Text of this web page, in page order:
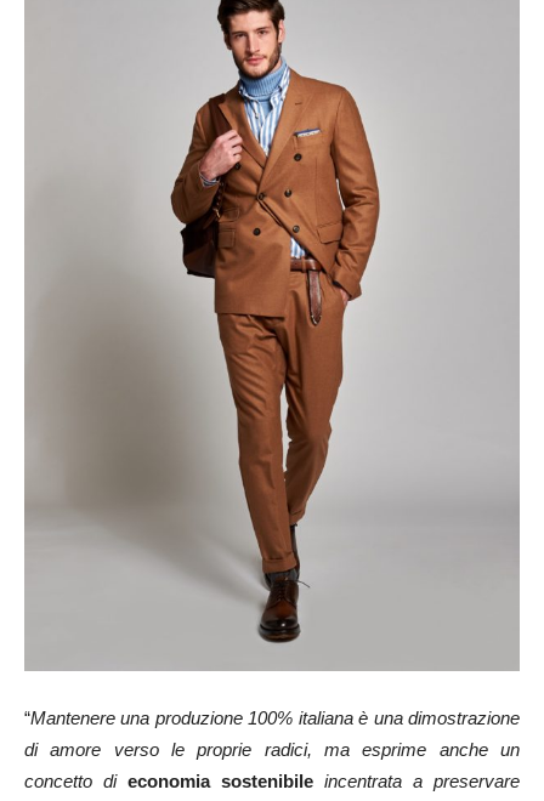
“Mantenere una produzione 100% italiana è una dimostrazione
di amore verso le proprie radici, ma esprime anche un
concetto di economia sostenibile incentrata a preservare